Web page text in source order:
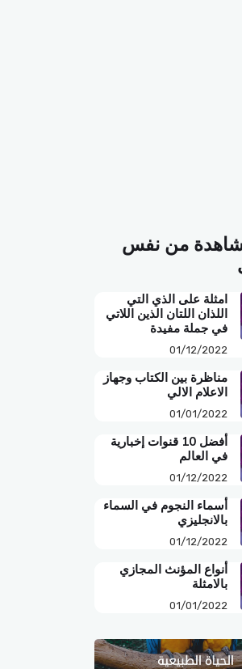
من نفس
امثلة على الذي التي
اللذان اللتان الذين اللاتي
في جملة مفيدة
01/12/2022
مناظرة بين الكتاب وجهاز
الاعلام الالي
01/01/2022
أفضل 10 قنوات إخبارية
في العالم
01/12/2022
أسماء النجوم في السماء
بالانجليزي
01/12/2022
أنواع المؤنث المجازي
بالامثلة
01/01/2022